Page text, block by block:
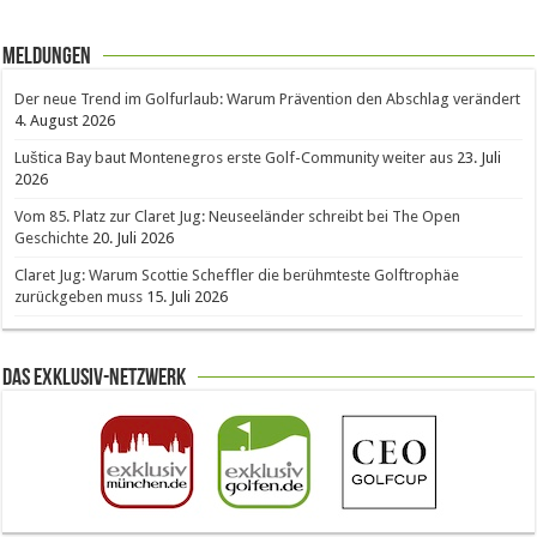
Meldungen
Der neue Trend im Golfurlaub: Warum Prävention den Abschlag verändert
4. August 2026
Luštica Bay baut Montenegros erste Golf-Community weiter aus 23. Juli
2026
Vom 85. Platz zur Claret Jug: Neuseeländer schreibt bei The Open
Geschichte 20. Juli 2026
Claret Jug: Warum Scottie Scheffler die berühmteste Golftrophäe
zurückgeben muss 15. Juli 2026
Das Exklusiv-Netzwerk